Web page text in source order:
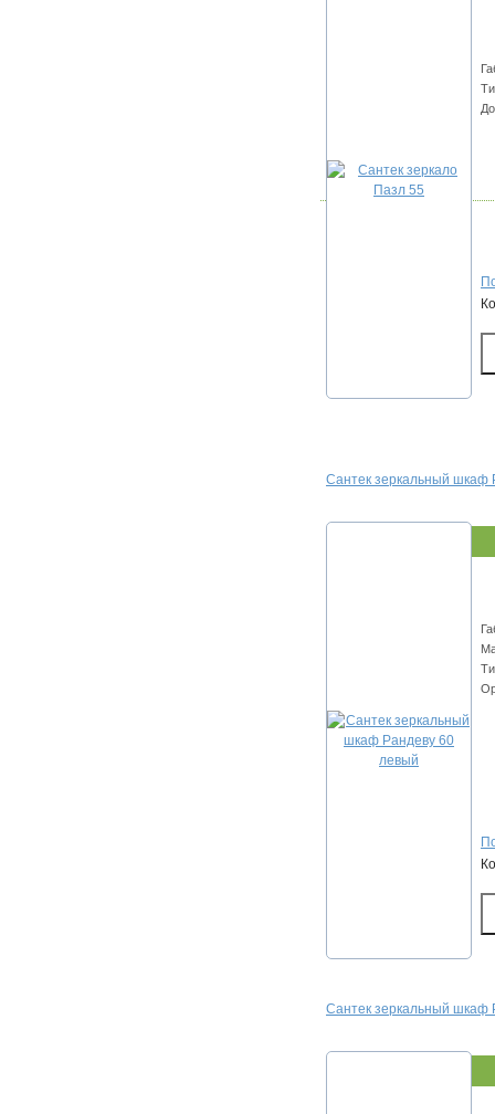
Сантек зеркальный шкаф
Сантек зеркальный шкаф